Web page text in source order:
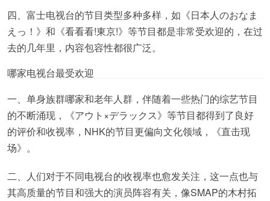
四、富士电视台的节目类型多种多样，如《日本人のおなま
えっ！》和《看看看!東京!》等节目都是非常受欢迎的，在过
去的几年里，内容包容性都很广泛。
哪家电视台最受欢迎
一、单身族群哪家和老年人群，伴随着一些热门的综艺节目
的不断涌现，《アウト×デラックス》等节目都得到了良好
的评价和收视率，NHK的节目更偏向文化领域，《直击现
场》。
二、人们对于不同电视台的收视率也愈发关注，这一点也与
其高质量的节目和强大的演员阵容有关，像SMAP的木村拓